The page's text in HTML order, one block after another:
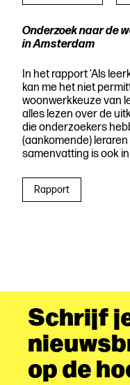
Onderzoek naar de
in Amsterdam
In het rapport ‘Als
kan me het niet
woonwerkkeuze van
alles lezen over de
die onderzoekers
(aankomende)
samenvatting is ook
Rapport
Schrijf
op de